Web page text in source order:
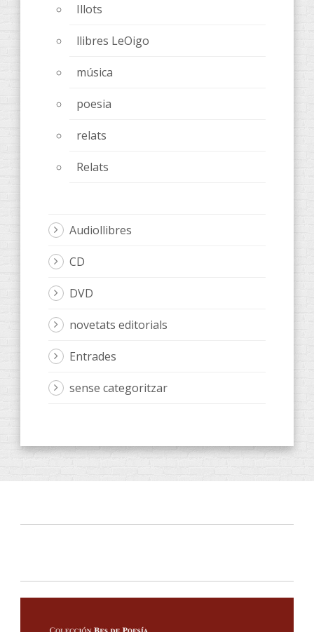
Illots
llibres LeOigo
música
poesia
relats
Relats
Audiollibres
CD
DVD
novetats editorials
Entrades
sense categoritzar